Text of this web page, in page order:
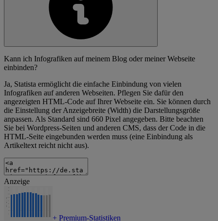
Kann ich Infografiken auf meinem Blog oder meiner Webseite
einbinden?
Ja, Statista ermöglicht die einfache Einbindung von vielen
Infografiken auf anderen Webseiten. Pflegen Sie dafür den
angezeigten HTML-Code auf Ihrer Webseite ein. Sie können durch
die Einstellung der Anzeigebreite (Width) die Darstellungsgröße
anpassen. Als Standard sind 660 Pixel angegeben. Bitte beachten
Sie bei Wordpress-Seiten und anderen CMS, dass der Code in die
HTML-Seite eingebunden werden muss (eine Einbindung als
Artikeltext reicht nicht aus).
Anzeige
+ Premium-Statistiken